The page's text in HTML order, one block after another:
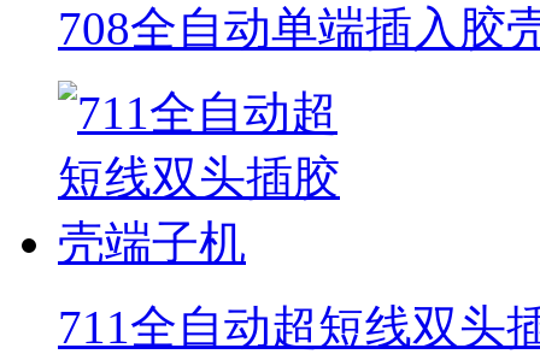
708全自动单端插入胶
711全自动超短线双头